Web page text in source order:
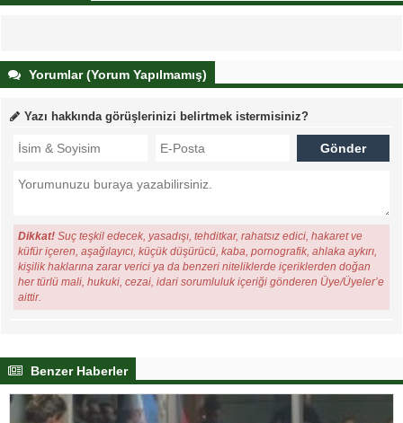
Yorumlar (Yorum Yapılmamış)
Yazı hakkında görüşlerinizi belirtmek istermisiniz?
Dikkat! Suç teşkil edecek, yasadışı, tehditkar, rahatsız edici, hakaret ve
küfür içeren, aşağılayıcı, küçük düşürücü, kaba, pornografik, ahlaka aykırı,
kişilik haklarına zarar verici ya da benzeri niteliklerde içeriklerden doğan
her türlü mali, hukuki, cezai, idari sorumluluk içeriği gönderen Üye/Üyeler’e
aittir.
Benzer Haberler